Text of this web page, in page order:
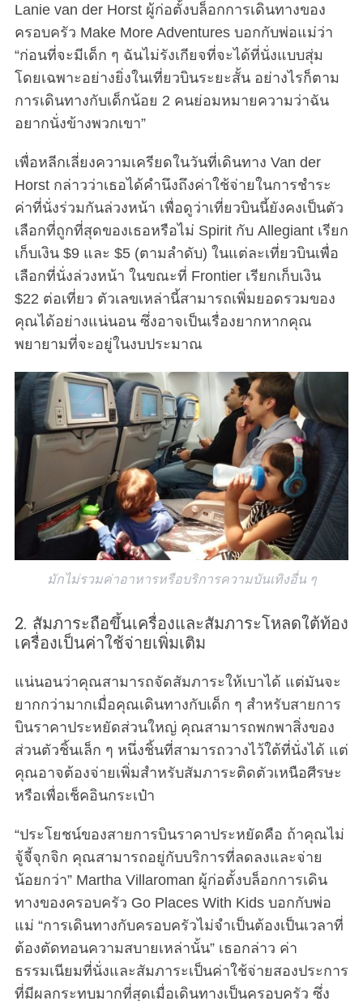
Lanie van der Horst ผู้ก่อตั้งบล็อกการเดินทางของ
ครอบครัว Make More Adventures บอกกับพ่อแม่ว่า
“ก่อนที่จะมีเด็ก ๆ ฉันไม่รังเกียจที่จะได้ที่นั่งแบบสุ่ม
โดยเฉพาะอย่างยิ่งในเที่ยวบินระยะสั้น อย่างไรก็ตาม
การเดินทางกับเด็กน้อย 2 คนย่อมหมายความว่าฉัน
อยากนั่งข้างพวกเขา”
เพื่อหลีกเลี่ยงความเครียดในวันที่เดินทาง Van der
Horst กล่าวว่าเธอได้คำนึงถึงค่าใช้จ่ายในการชำระ
ค่าที่นั่งร่วมกันล่วงหน้า เพื่อดูว่าเที่ยวบินนี้ยังคงเป็นตัว
เลือกที่ถูกที่สุดของเธอหรือไม่ Spirit กับ Allegiant เรียก
เก็บเงิน $9 และ $5 (ตามลำดับ) ในแต่ละเที่ยวบินเพื่อ
เลือกที่นั่งล่วงหน้า ในขณะที่ Frontier เรียกเก็บเงิน
$22 ต่อเที่ยว ตัวเลขเหล่านี้สามารถเพิ่มยอดรวมของ
คุณได้อย่างแน่นอน ซึ่งอาจเป็นเรื่องยากหากคุณ
พยายามที่จะอยู่ในงบประมาณ
มักไม่รวมค่าอาหารหรือบริการความบันเทิงอื่น ๆ
2. สัมภาระถือขึ้นเครื่องและสัมภาระโหลดใต้ท้อง
เครื่องเป็นค่าใช้จ่ายเพิ่มเติม
แน่นอนว่าคุณสามารถจัดสัมภาระให้เบาได้ แต่มันจะ
ยากกว่ามากเมื่อคุณเดินทางกับเด็ก ๆ สำหรับสายการ
บินราคาประหยัดส่วนใหญ่ คุณสามารถพกพาสิ่งของ
ส่วนตัวชิ้นเล็ก ๆ หนึ่งชิ้นที่สามารถวางไว้ใต้ที่นั่งได้ แต่
คุณอาจต้องจ่ายเพิ่มสำหรับสัมภาระติดตัวเหนือศีรษะ
หรือเพื่อเช็คอินกระเป๋า
“ประโยชน์ของสายการบินราคาประหยัดคือ ถ้าคุณไม่
จู้จี้จุกจิก คุณสามารถอยู่กับบริการที่ลดลงและจ่าย
น้อยกว่า” Martha Villaroman ผู้ก่อตั้งบล็อกการเดิน
ทางของครอบครัว Go Places With Kids บอกกับพ่อ
แม่ “การเดินทางกับครอบครัวไม่จำเป็นต้องเป็นเวลาที่
ต้องตัดทอนความสบายเหล่านั้น” เธอกล่าว ค่า
ธรรมเนียมที่นั่งและสัมภาระเป็นค่าใช้จ่ายสองประการ
ที่มีผลกระทบมากที่สุดเมื่อเดินทางเป็นครอบครัว ซึ่ง